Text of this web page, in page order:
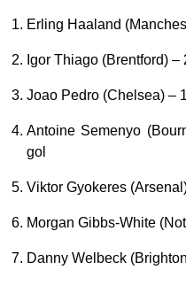
Erling Haaland
Igor Thiago (Brentford) –
Joao Pedro (Chelsea) –
Antoine Semenyo
gol
Viktor Gyokeres
Morgan Gibbs-White
Danny Welbeck